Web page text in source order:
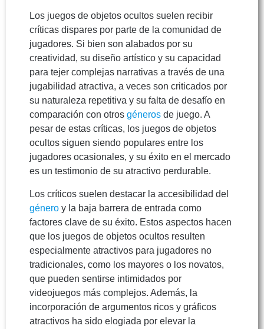
Los juegos de objetos ocultos suelen recibir
críticas dispares por parte de la comunidad de
jugadores. Si bien son alabados por su
creatividad, su diseño artístico y su capacidad
para tejer complejas narrativas a través de una
jugabilidad atractiva, a veces son criticados por
su naturaleza repetitiva y su falta de desafío en
comparación con otros géneros de juego. A
pesar de estas críticas, los juegos de objetos
ocultos siguen siendo populares entre los
jugadores ocasionales, y su éxito en el mercado
es un testimonio de su atractivo perdurable.
Los críticos suelen destacar la accesibilidad del
género y la baja barrera de entrada como
factores clave de su éxito. Estos aspectos hacen
que los juegos de objetos ocultos resulten
especialmente atractivos para jugadores no
tradicionales, como los mayores o los novatos,
que pueden sentirse intimidados por
videojuegos más complejos. Además, la
incorporación de argumentos ricos y gráficos
atractivos ha sido elogiada por elevar la